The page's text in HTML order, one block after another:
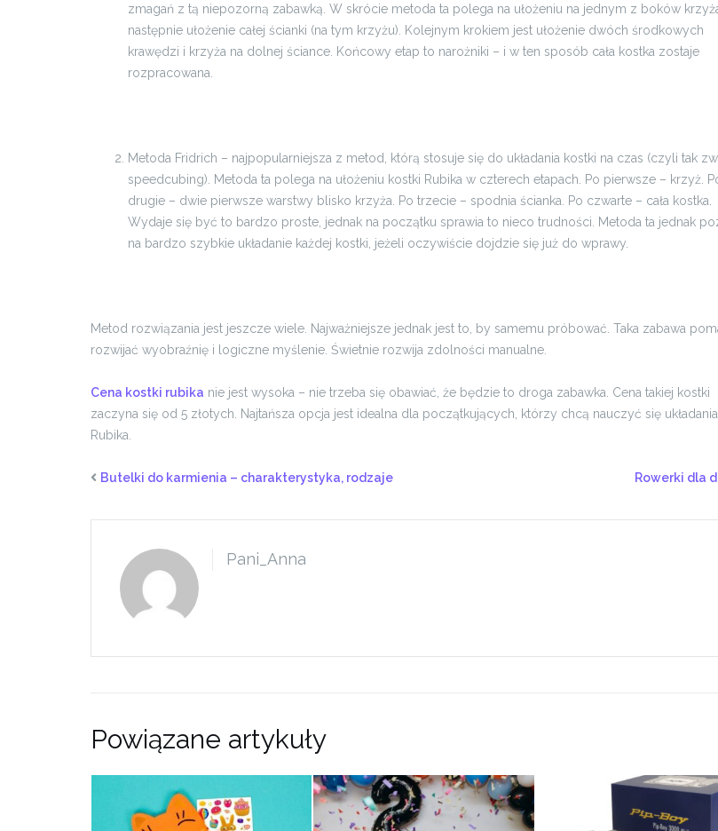
zmagań z tą niepozorną zabawką. W skrócie metoda ta polega na ułożeniu na jednym z boków
następnie ułożenie całej ścianki (na tym krzyżu). Kolejnym krokiem jest ułożenie dwóch środkowych
krawędzi i krzyża na dolnej ściance. Końcowy etap to narożniki – i w ten sposób cała kostka zostaje
rozpracowana.
Metoda Fridrich – najpopularniejsza z metod, którą stosuje się do układania kostki na czas (czyli tak
speedcubing). Metoda ta polega na ułożeniu kostki Rubika w czterech etapach. Po pierwsze – krzyż.
drugie – dwie pierwsze warstwy blisko krzyża. Po trzecie – spodnia ścianka. Po czwarte – cała kostka.
Wydaje się być to bardzo proste, jednak na początku sprawia to nieco trudności. Metoda ta jednak
na bardzo szybkie układanie każdej kostki, jeżeli oczywiście dojdzie się już do wprawy.
Metod rozwiązania jest jeszcze wiele. Najważniejsze jednak jest to, by samemu próbować. Taka zabawa
rozwijać wyobraźnię i logiczne myślenie. Świetnie rozwija zdolności manualne.
Cena kostki rubika nie jest wysoka – nie trzeba się obawiać, że będzie to droga zabawka. Cena takiej kostki
zaczyna się od 5 złotych. Najtańsza opcja jest idealna dla początkujących, którzy chcą nauczyć się
Rubika.
Butelki do karmienia – charakterystyka, rodzaje Rowerki dla
Pani_Anna
Powiązane artykuły